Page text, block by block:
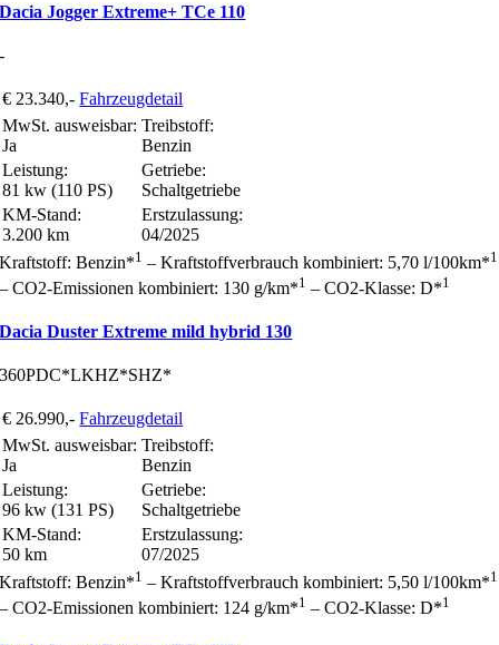
Dacia Jogger Extreme+ TCe 110
-
€ 23.340,- Fahrzeugdetail
MwSt. ausweisbar:
Ja
Treibstoff:
Benzin
Leistung:
81 kw (110 PS)
Getriebe:
Schaltgetriebe
KM-Stand:
3.200 km
Erstzulassung:
04/2025
Kraftstoff: Benzin*1 – Kraftstoffverbrauch kombiniert: 5,70 l/100km*1
– CO2-Emissionen kombiniert: 130 g/km*1 – CO2-Klasse: D*1
Dacia Duster Extreme mild hybrid 130
360PDC*LKHZ*SHZ*
€ 26.990,- Fahrzeugdetail
MwSt. ausweisbar:
Ja
Treibstoff:
Benzin
Leistung:
96 kw (131 PS)
Getriebe:
Schaltgetriebe
KM-Stand:
50 km
Erstzulassung:
07/2025
Kraftstoff: Benzin*1 – Kraftstoffverbrauch kombiniert: 5,50 l/100km*1
– CO2-Emissionen kombiniert: 124 g/km*1 – CO2-Klasse: D*1